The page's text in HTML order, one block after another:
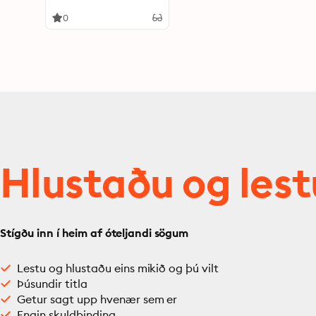
Beauty
0
Hlustaðu og
Stígðu inn í heim af óteljandi sögum
Lestu og hlustaðu eins mikið og þú vilt
Þúsundir titla
Getur sagt upp hvenær sem er